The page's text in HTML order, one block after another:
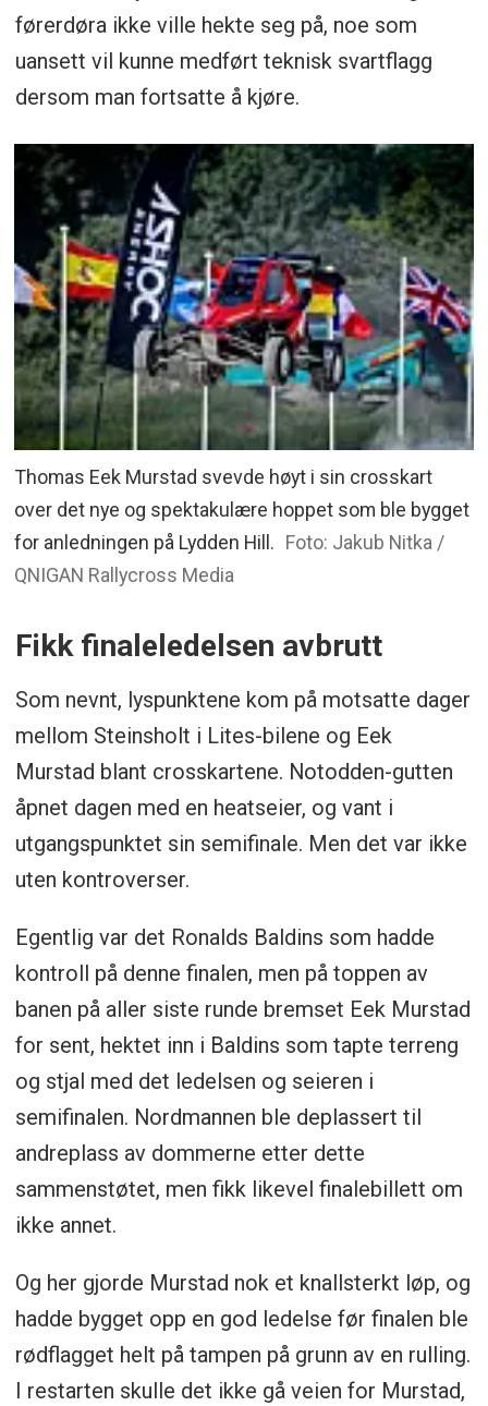
førerdøra ikke ville hekte seg på, noe som
uansett vil kunne medført teknisk svartflagg
dersom man fortsatte å kjøre.
Thomas Eek Murstad svevde høyt i sin crosskart
over det nye og spektakulære hoppet som ble bygget
for anledningen på Lydden Hill. Foto: Jakub Nitka /
QNIGAN Rallycross Media
Fikk finaleledelsen avbrutt
Som nevnt, lyspunktene kom på motsatte dager
mellom Steinsholt i Lites-bilene og Eek
Murstad blant crosskartene. Notodden-gutten
åpnet dagen med en heatseier, og vant i
utgangspunktet sin semifinale. Men det var ikke
uten kontroverser.
Egentlig var det Ronalds Baldins som hadde
kontroll på denne finalen, men på toppen av
banen på aller siste runde bremset Eek Murstad
for sent, hektet inn i Baldins som tapte terreng
og stjal med det ledelsen og seieren i
semifinalen. Nordmannen ble deplassert til
andreplass av dommerne etter dette
sammenstøtet, men fikk likevel finalebillett om
ikke annet.
Og her gjorde Murstad nok et knallsterkt løp, og
hadde bygget opp en god ledelse før finalen ble
rødflagget helt på tampen på grunn av en rulling.
I restarten skulle det ikke gå veien for Murstad,